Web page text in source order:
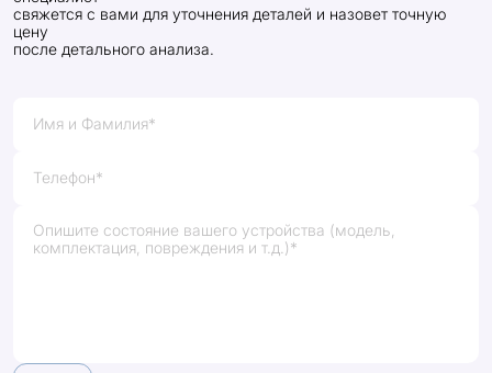
свяжется с вами для уточнения деталей и назовет точную
цену
после детального анализа.
Имя и Фамилия*
Телефон*